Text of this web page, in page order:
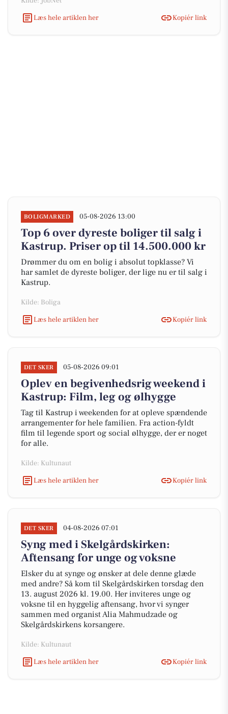
Læs hele artiklen her
Kopiér link
BOLIGMARKED 05-08-2026 13:00
Top 6 over dyreste boliger til salg i
Kastrup. Priser op til 14.500.000 kr
Drømmer du om en bolig i absolut topklasse? Vi
har samlet de dyreste boliger, der lige nu er til salg i
Kastrup.
Kilde: Boliga
Læs hele artiklen her
Kopiér link
DET SKER 05-08-2026 09:01
Oplev en begivenhedsrig weekend i
Kastrup: Film, leg og ølhygge
Tag til Kastrup i weekenden for at opleve spændende
arrangementer for hele familien. Fra action-fyldt
film til legende sport og social ølhygge, der er noget
for alle.
Kilde: Kultunaut
Læs hele artiklen her
Kopiér link
DET SKER 04-08-2026 07:01
Syng med i Skelgårdskirken:
Aftensang for unge og voksne
Elsker du at synge og ønsker at dele denne glæde
med andre? Så kom til Skelgårdskirken torsdag den
13. august 2026 kl. 19.00. Her inviteres unge og
voksne til en hyggelig aftensang, hvor vi synger
sammen med organist Alia Mahmudzade og
Skelgårdskirkens korsangere.
Kilde: Kultunaut
Læs hele artiklen her
Kopiér link